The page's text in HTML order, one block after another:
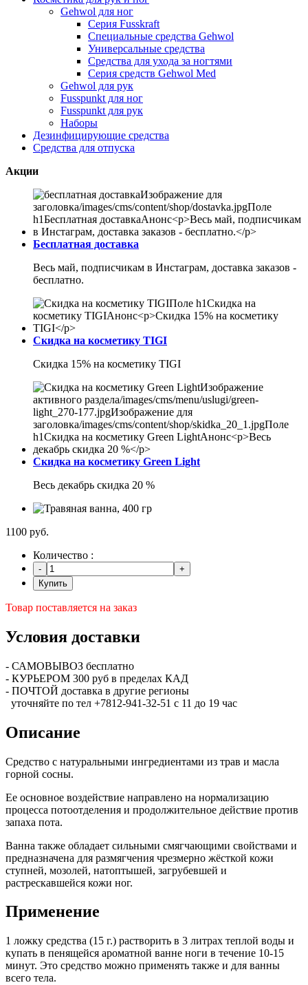
Gehwol для ног
Серия Fusskraft
Специальные средства Gehwol
Универсальные средства
Средства для ухода за ногтями
Серия средств Gehwol Med
Gehwol для рук
Fusspunkt для ног
Fusspunkt для рук
Наборы
Дезинфицирующие средства
Средства для отпуска
Акции
Бесплатная доставка
Весь май, подписчикам в Инстаграм, доставка заказов -
бесплатно.
Скидка на косметику TIGI
Скидка 15% на косметику TIGI
Скидка на косметику Green Light
Весь декабрь скидка 20 %
1100 руб.
Количество :
Купить
Товар поставляется на заказ
Условия доставки
- САМОВЫВОЗ бесплатно
- КУРЬЕРОМ 300 руб в пределах КАД
- ПОЧТОЙ доставка в другие регионы
уточняйте по тел +7812-941-32-51 с 11 до 19 час
Описание
Средство с натуральными ингредиентами из трав и масла
горной сосны.
Ее основное воздействие направлено на нормализацию
процесса потоотделения и продолжительное действие против
запаха пота.
Ванна также обладает сильными смягчающими свойствами и
предназначена для размягчения чрезмерно жёсткой кожи
ступней, мозолей, натоптышей, загрубевшей и
растрескавшейся кожи ног.
Применение
1 ложку средства (15 г.) растворить в 3 литрах теплой воды и
купать в пенящейся ароматной ванне ноги в течение 10-15
минут. Это средство можно применять также и для ванны
всего тела.